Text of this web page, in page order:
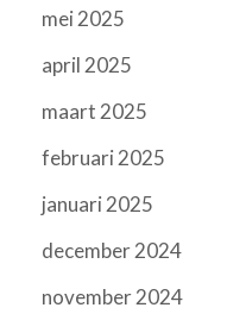
mei 2025
april 2025
maart 2025
februari 2025
januari 2025
december 2024
november 2024